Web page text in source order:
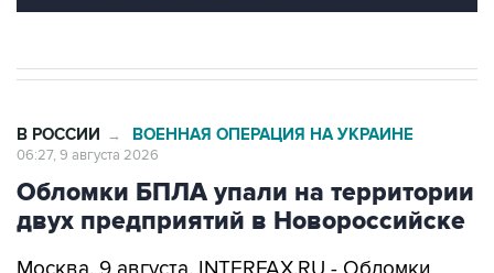
В РОССИИ → ВОЕННАЯ ОПЕРАЦИЯ НА УКРАИНЕ
06:27, 9 августа 2026
Обломки БПЛА упали на территории
двух предприятий в Новороссийске